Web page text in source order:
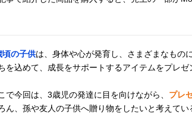
頃の子供は、身体や心が発育し、さまざまなもの
を込めて、成長をサポートするアイテムをプレゼ
で今回は、3歳児の発達に目を向けながら、 プレ
ん、孫や友人の子供へ贈り物をしたいと考えてい